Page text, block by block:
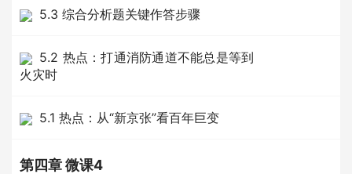
5.3 综合分析题关键作答步骤
5.2 热点：打通消防通道不能总是等到
火灾时
5.1 热点：从“新京张”看百年巨变
第四章 微课4